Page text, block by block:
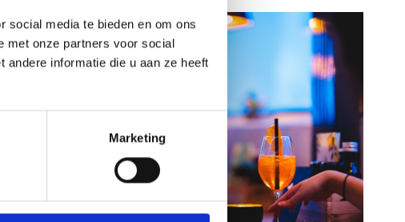
social media te bieden en om ons
met onze partners voor social
andere informatie die u aan ze heeft
Marketing